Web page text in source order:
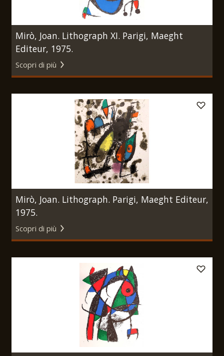
Mirò, Joan. Lithograph XI. Parigi, Maeght
Editeur, 1975.
Scopri di più
Mirò, Joan. Lithograph. Parigi, Maeght Editeur,
1975.
Scopri di più